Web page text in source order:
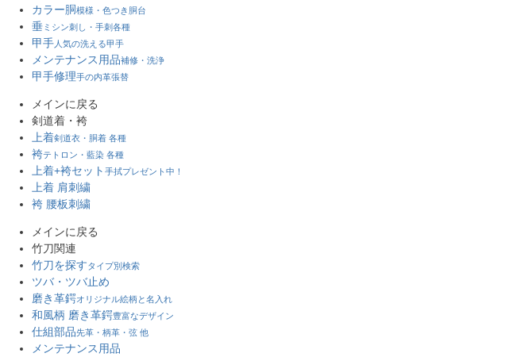
カラー胴模様・色つき胴台
垂 ミシン刺し・手刺各種
甲手 人気の洗える甲手
メンテナンス用品補修・洗浄
甲手修理手の内革張替
メインに戻る
剣道着・袴
上着剣道衣・胴着 各種
袴テトロン・藍染 各種
上着+袴セット 手拭プレゼント中！
上着 肩刺繍
袴 腰板刺繍
メインに戻る
竹刀関連
竹刀を探すタイプ別検索
ツバ・ツバ止め
磨き革鍔オリジナル絵柄と名入れ
和風柄 磨き革鍔豊富なデザイン
仕組部品先革・柄革・弦 他
メンテナンス用品